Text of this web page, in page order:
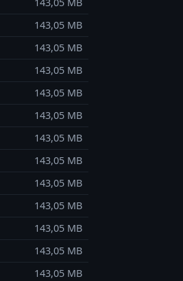
143,05 MB
143,05 MB
143,05 MB
143,05 MB
143,05 MB
143,05 MB
143,05 MB
143,05 MB
143,05 MB
143,05 MB
143,05 MB
143,05 MB
143,05 MB